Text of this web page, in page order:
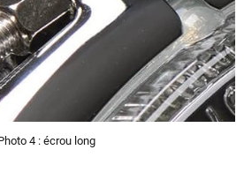
4 : écrou long